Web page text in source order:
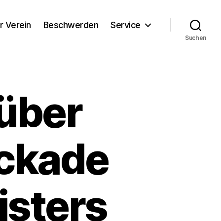
Verein Beschwerden Service
Suchen